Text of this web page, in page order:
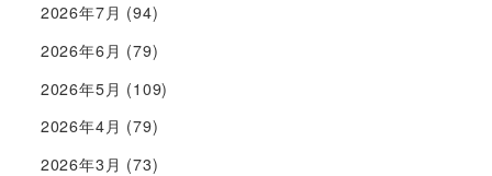
2026年7月 (94)
2026年6月 (79)
2026年5月 (109)
2026年4月 (79)
2026年3月 (73)